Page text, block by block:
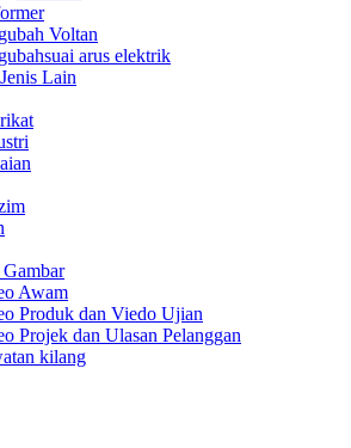
Voltan
arus elektrik
Lain
Awam
Produk dan Viedo Ujian
Projek dan Ulasan Pelanggan
kilang